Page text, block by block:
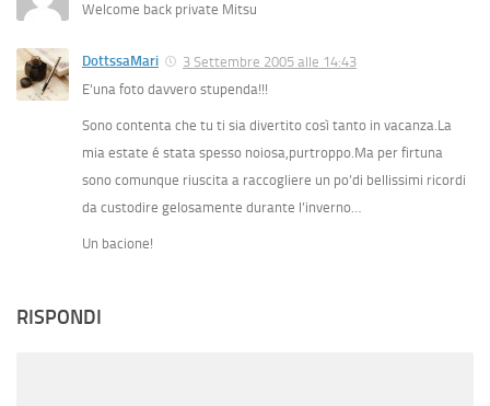
Welcome back private Mitsu
DottssaMari
3 Settembre 2005 alle 14:43
E’una foto davvero stupenda!!!
Sono contenta che tu ti sia divertito così tanto in vacanza.La
mia estate é stata spesso noiosa,purtroppo.Ma per firtuna
sono comunque riuscita a raccogliere un po’di bellissimi ricordi
da custodire gelosamente durante l’inverno…
Un bacione!
RISPONDI